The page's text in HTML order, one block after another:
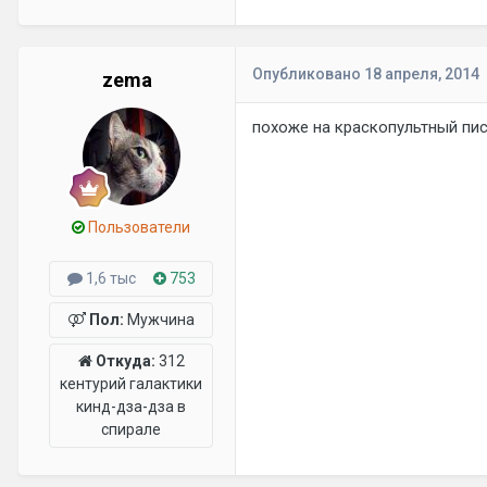
zema
Пользователи
1,6 тыс 753
Пол: Мужчина
Откуда: 312
кентурий галактики
кинд-дза-дза в
спирале
Опубликовано 18 апреля, 2014
похоже на краскопультный